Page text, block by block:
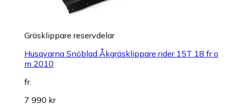
Gräsklippare reservdelar
Husqvarna Snöblad Åkgräsklippare rider 15T 18 fr o
m 2010
fr.
7 990 kr